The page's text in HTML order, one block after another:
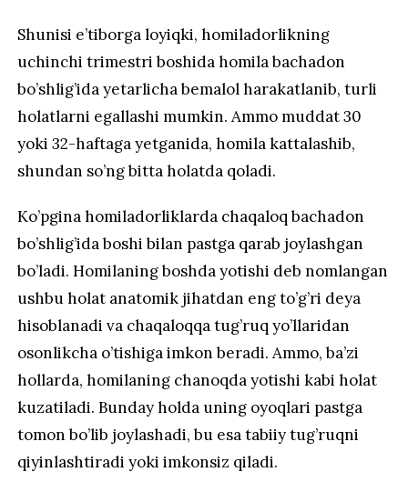
Shunisi e’tiborga loyiqki, homiladorlikning
uchinchi trimestri boshida homila bachadon
bo’shlig’ida yetarlicha bemalol harakatlanib, turli
holatlarni egallashi mumkin. Ammo muddat 30
yoki 32-haftaga yetganida, homila kattalashib,
shundan so’ng bitta holatda qoladi.
Ko’pgina homiladorliklarda chaqaloq bachadon
bo’shlig’ida boshi bilan pastga qarab joylashgan
bo’ladi. Homilaning boshda yotishi deb nomlangan
ushbu holat anatomik jihatdan eng to’g’ri deya
hisoblanadi va chaqaloqqa tug’ruq yo’llaridan
osonlikcha o’tishiga imkon beradi. Ammo, ba’zi
hollarda, homilaning chanoqda yotishi kabi holat
kuzatiladi. Bunday holda uning oyoqlari pastga
tomon bo’lib joylashadi, bu esa tabiiy tug’ruqni
qiyinlashtiradi yoki imkonsiz qiladi.